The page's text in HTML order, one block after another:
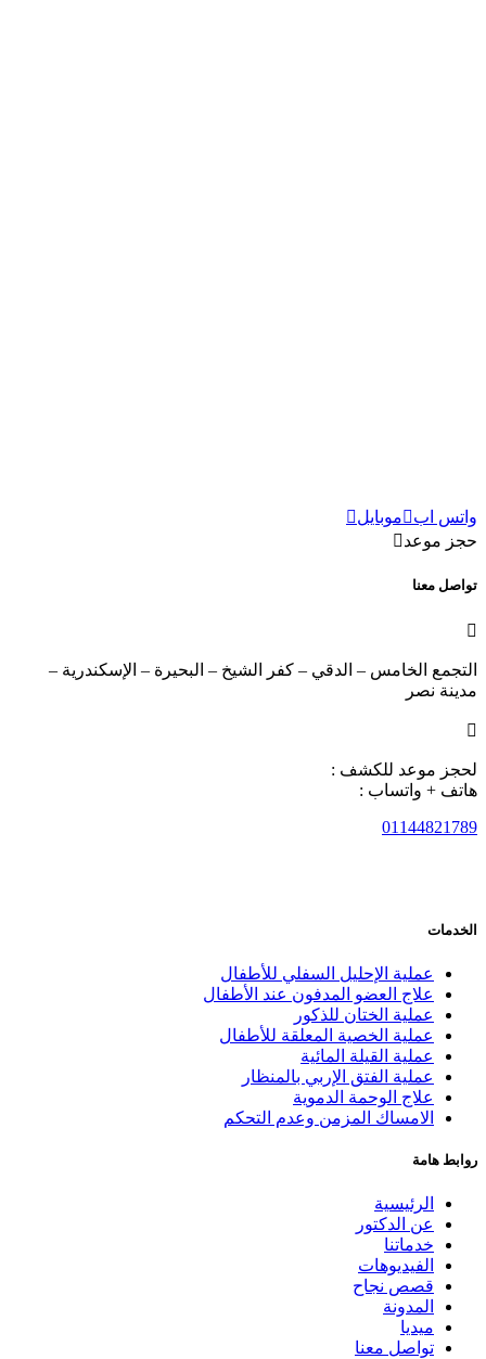
واتس اب
موبايل
حجز موعد
تواصل معنا

التجمع الخامس – الدقي – كفر الشيخ – البحيرة – الإسكندرية –
مدينة نصر

لحجز موعد للكشف :
هاتف + واتساب :
01144821789
الخدمات
عملية الإحليل السفلي للأطفال
علاج العضو المدفون عند الأطفال
عملية الختان للذكور
عملية الخصية المعلقة للأطفال
عملية القيلة المائية
عملية الفتق الإربي بالمنظار
علاج الوحمة الدموية
الامساك المزمن وعدم التحكم
روابط هامة
الرئيسية
عن الدكتور
خدماتنا
الفيديوهات
قصص نجاح
المدونة
ميديا
تواصل معنا